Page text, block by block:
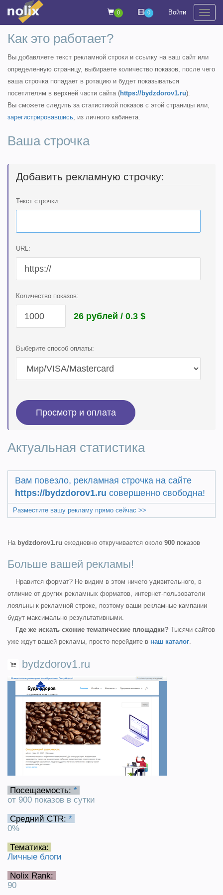
0 0 Войти
Как это работает?
Вы добавляете текст рекламной строки и ссылку на ваш сайт или
определенную страницу, выбираете количество показов, после чего
ваша строчка попадает в ротацию и будет показываться
посетителям в верхней части сайта (https://bydzdorov1.ru).
Вы сможете следить за статистикой показов с этой страницы или,
зарегистрировавшись, из личного кабинета.
Ваша строчка
Добавить рекламную строчку:
Текст строчки:
URL:
Количество показов:
26 рублей / 0.3 $
Выберите способ оплаты:
Актуальная статистика
Вам повезло, рекламная строчка на сайте
https://bydzdorov1.ru совершенно свободна!
Разместите вашу рекламу прямо сейчас >>
На bydzdorov1.ru ежедневно откручивается около 900 показов
Больше вашей рекламы!
Нравится формат? Не видим в этом ничего удивительного, в
отличие от других рекламных форматов, интернет-пользователи
лояльны к рекламной строке, поэтому ваши рекламные кампании
будут максимально результативными.
Где же искать схожие тематические площадки? Тысячи сайтов
уже ждут вашей рекламы, просто перейдите в наш каталог.
bydzdorov1.ru
Посещаемость: *
от 900 показов в сутки
Средний CTR: *
0%
Тематика:
Личные блоги
Nolix Rank:
90